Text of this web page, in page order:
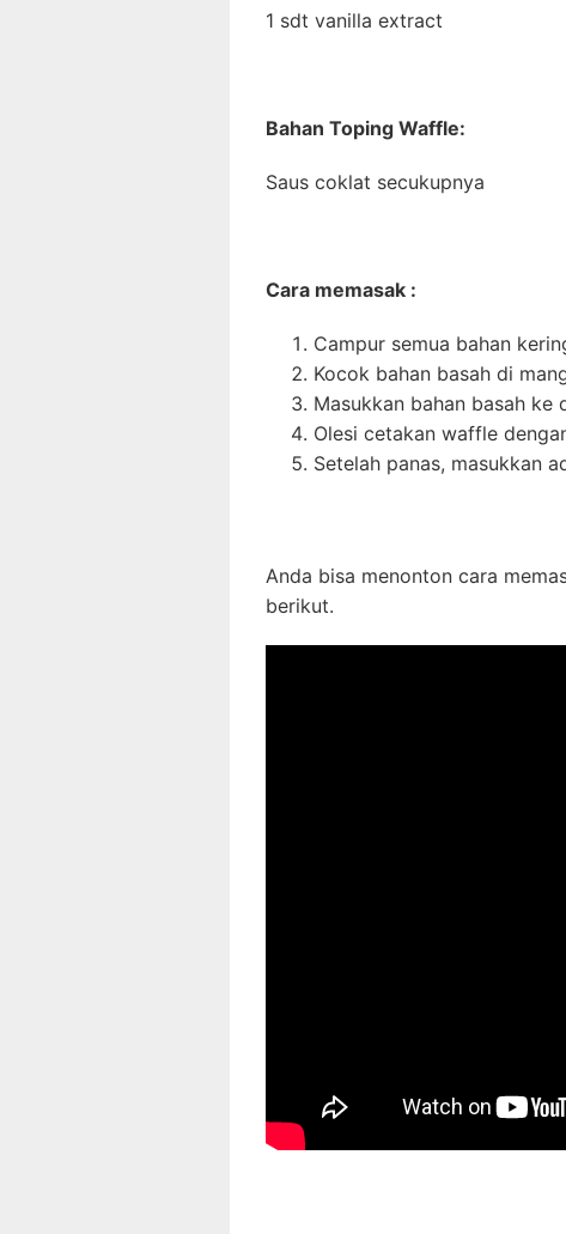
1 sdt vanilla extract
Bahan Toping Waffle:
Saus coklat secukupnya
Cara memasak :
Campur semua bahan
Kocok bahan basah di
Masukkan bahan basah
Olesi cetakan waffle
Setelah panas, masukkan
Anda bisa menonton cara
berikut.